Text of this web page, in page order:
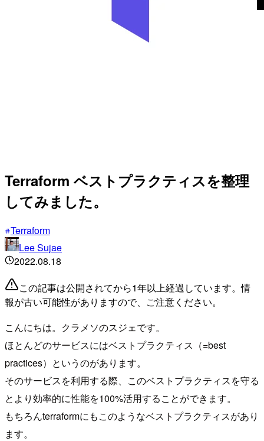
Terraform ベストプラクティスを整理
してみました。
Terraform
Lee Sujae
2022.08.18
この記事は公開されてから1年以上経過しています。情
報が古い可能性がありますので、ご注意ください。
こんにちは。クラメソのスジェです。
ほとんどのサービスにはベストプラクティス（=best
practices）というのがあります。
そのサービスを利用する際、このベストプラクティスを守る
とより効率的に性能を100%活用することができます。
もちろんterraformにもこのようなベストプラクティスがあり
ます。